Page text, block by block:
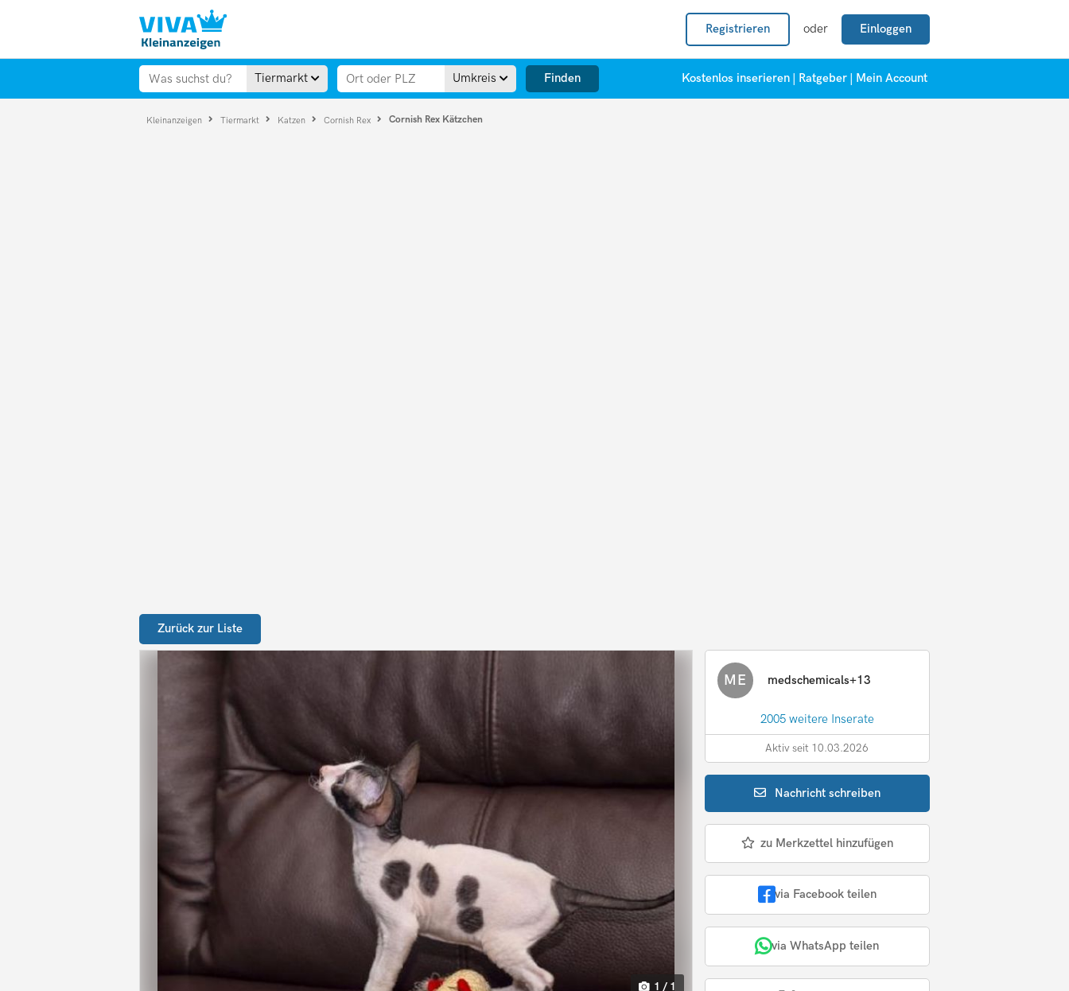
Registrieren oder Einloggen
Tiermarkt Umkreis Finden Kostenlos inserieren Ratgeber Mein Account
Kleinanzeigen Tiermarkt Katzen Cornish Rex Cornish Rex Kätzchen
Zurück zur Liste
1 / 1
ME medschemicals+13
2005 weitere Inserate
Aktiv seit 10.03.2026
Nachrichtschreiben
zu Merkzettel hinzufügen
via Facebook teilen
via WhatsApp teilen